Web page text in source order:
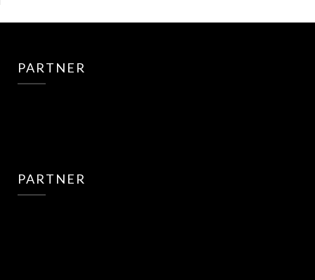
PARTNER
PARTNER